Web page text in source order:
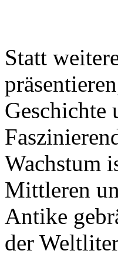
Statt
Geschichte
Wachstum
Mittleren
Antike
der